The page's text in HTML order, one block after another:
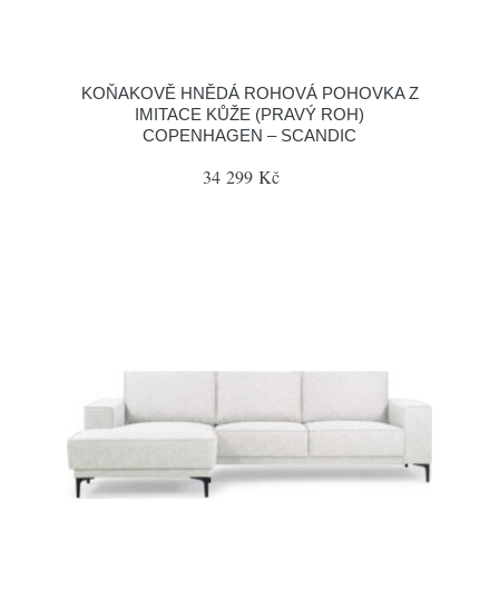
KOŇAKOVĚ HNĚDÁ ROHOVÁ POHOVKA Z
IMITACE KŮŽE (PRAVÝ ROH)
COPENHAGEN – SCANDIC
34 299 Kč